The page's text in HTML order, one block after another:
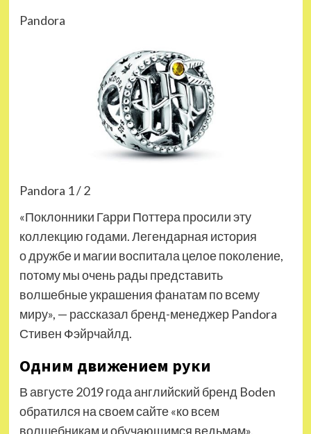
Pandora
Pandora 1 / 2
«Поклонники Гарри Поттера просили эту
коллекцию годами. Легендарная история
о дружбе и магии воспитала целое поколение,
потому мы очень рады предста­вить
волшебные украшения фанатам по всему
миру», — рассказал бренд-менед­жер Pandora
Стивен Фэйрчайлд.
Одним движением руки
В августе 2019 года английский бренд Boden
обратился на своем сайте «ко всем
волшебникам и обучающимся ведьмам»,